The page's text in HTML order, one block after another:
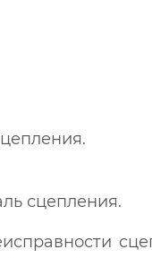
сцепления.